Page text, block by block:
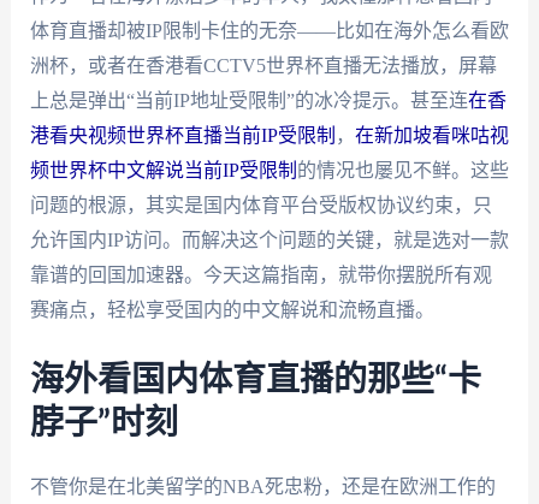
体育直播却被IP限制卡住的无奈——比如在海外怎么看欧
洲杯，或者在香港看CCTV5世界杯直播无法播放，屏幕
上总是弹出“当前IP地址受限制”的冰冷提示。甚至连在香
港看央视频世界杯直播当前IP受限制 ， 在新加坡看咪咕视
频世界杯中文解说当前IP受限制 的情况也屡见不鲜。这些
问题的根源，其实是国内体育平台受版权协议约束，只
允许国内IP访问。而解决这个问题的关键，就是选对一款
靠谱的回国加速器。今天这篇指南，就带你摆脱所有观
赛痛点，轻松享受国内的中文解说和流畅直播。
海外看国内体育直播的那些“卡
脖子”时刻
不管你是在北美留学的NBA死忠粉，还是在欧洲工作的